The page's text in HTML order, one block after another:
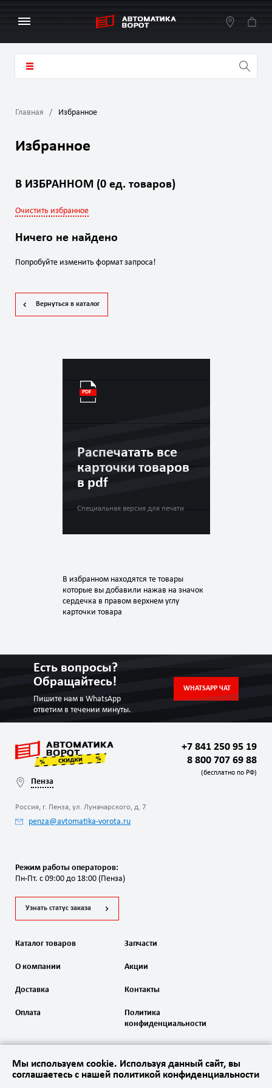
Распечатать все
карточки товаров
в pdf
Специальная версия для печати
В избранном находятся те товары
которые вы добавили нажав на значок
сердечка в правом верхнем углу
карточки товара
Главная Избранное
Избранное
В ИЗБРАННОМ (0 ед. товаров)
Очистить избранное
Ничего не найдено
Попробуйте изменить формат запроса!
Вернуться в каталог
Есть вопросы?
Обращайтесь!
Пишите нам в WhatsApp
ответим в течении минуты.
WHATSAPP ЧАТ
Пенза
Россия, г. Пенза, ул. Луначарского, д. 7
penza@avtomatika-vorota.ru
+7 841 250 95 19
8 800 707 69 88
(бесплатно по РФ)
Режим работы операторов:
Пн-Пт. с 09:00 до 18:00 (Пенза)
Узнать статус заказа
Каталог товаров Запчасти
О компании
Доставка
Оплата
Акции
Контакты
Политика
конфиденциальности
Мы используем cookie. Используя данный сайт, вы
соглашаетесь с нашей политикой конфиденциальности